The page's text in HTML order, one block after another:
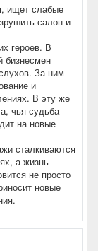
ищет слабые
салон и
героев. В
бизнесмен
За ним
и
В эту же
чья судьба
на новые
сталкиваются
а жизнь
не просто
новые